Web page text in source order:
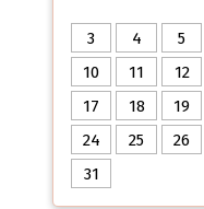
3
4 5
10
11 12
17
18 19
24
25 26
31